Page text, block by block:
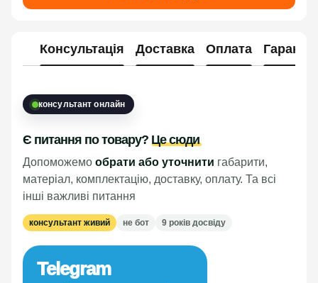
Консультація Доставка Оплата Гарантія
консультант онлайн
Є питання по товару? Це сюди
Допоможемо обрати або уточнити габарити,
матеріал, комплектацію, доставку, оплату. Та всі
інші важливі питання
консультант живий не бот 9 років досвіду
Telegram